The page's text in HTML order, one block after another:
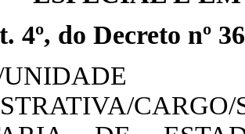
4º, do Decreto nº